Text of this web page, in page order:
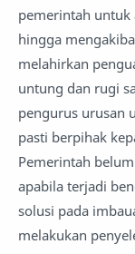
pemerintah untuk
hingga
melahirkan
untung dan rugi
pengurus urusan
pasti berpihak
Pemerintah
apabila terjadi
solusi pada
melakukan